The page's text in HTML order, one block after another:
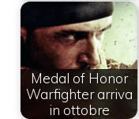
Medal of Honor
Warfighter arriva
in ottobre